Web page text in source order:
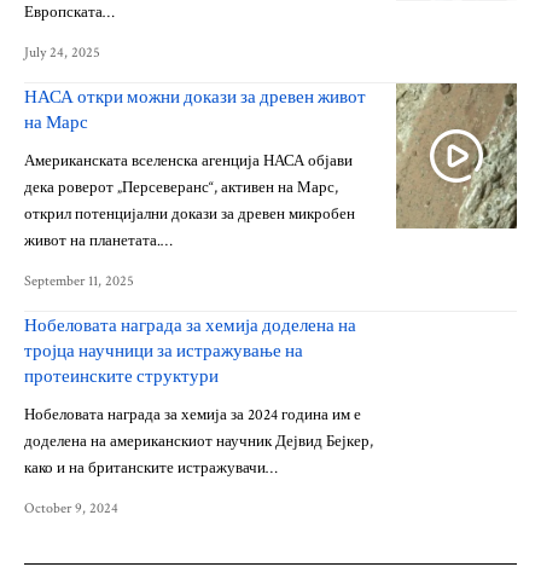
Европската…
July 24, 2025
НАСА откри можни докази за древен живот
на Марс
Американската вселенска агенција НАСА објави
дека роверот „Персеверанс“, активен на Марс,
открил потенцијални докази за древен микробен
живот на планетата.…
September 11, 2025
Нобеловата награда за хемија доделена на
тројца научници за истражување на
протеинските структури
Нобеловата награда за хемија за 2024 година им е
доделена на американскиот научник Дејвид Бејкер,
како и на британските истражувачи…
October 9, 2024